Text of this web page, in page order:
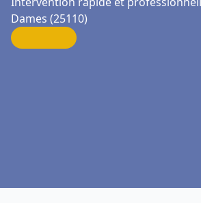
Dames (25110)